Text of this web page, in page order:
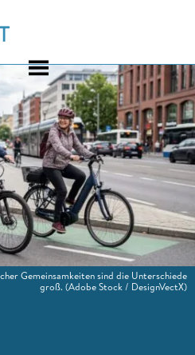
Gemeinsamkeiten sind die Unterschiede
groß.(Adobe Stock / DesignVectX)